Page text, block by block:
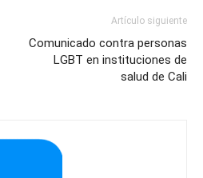
Artículo siguiente
Comunicado contra personas
LGBT en instituciones de
salud de Cali